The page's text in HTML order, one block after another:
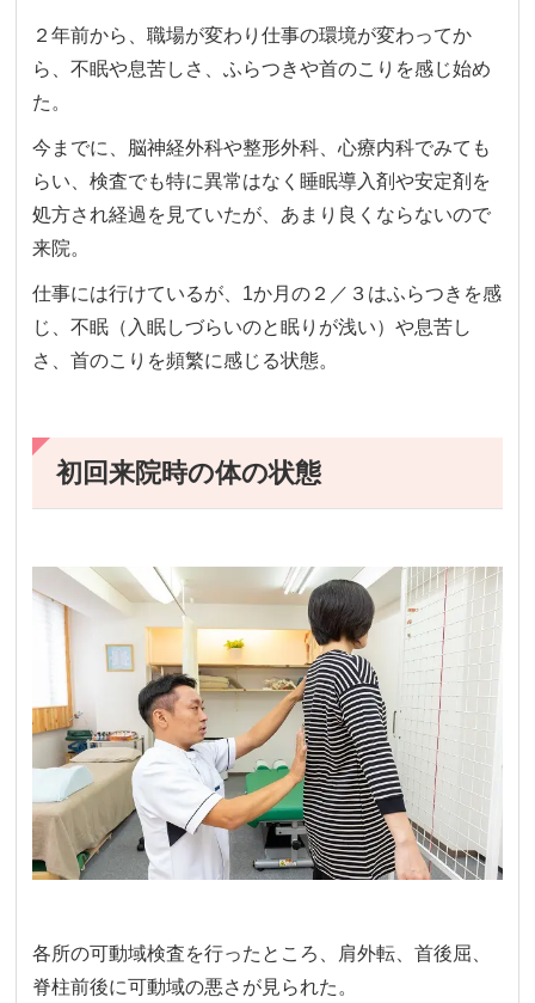
２年前から、職場が変わり仕事の環境が変わってか
ら、不眠や息苦しさ、ふらつきや首のこりを感じ始め
た。
今までに、脳神経外科や整形外科、心療内科でみても
らい、検査でも特に異常はなく睡眠導入剤や安定剤を
処方され経過を見ていたが、あまり良くならないので
来院。
仕事には行けているが、1か月の２／３はふらつきを感
じ、不眠（入眠しづらいのと眠りが浅い）や息苦し
さ、首のこりを頻繁に感じる状態。
初回来院時の体の状態
各所の可動域検査を行ったところ、肩外転、首後屈、
脊柱前後に可動域の悪さが見られた。